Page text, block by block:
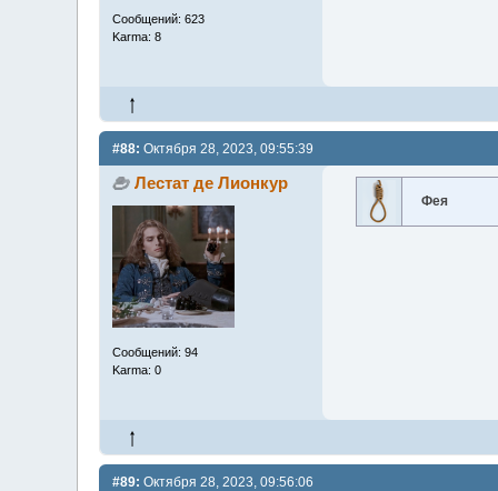
Сообщений: 623
Karma: 8
#88: Октября 28, 2023, 09:55:39
Лестат де Лионкур
Сообщений: 94
Karma: 0
Фея
#89: Октября 28, 2023, 09:56:06